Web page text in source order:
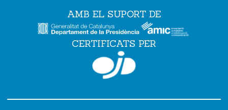
AMB EL SUPORT DE
CERTIFICATS PER